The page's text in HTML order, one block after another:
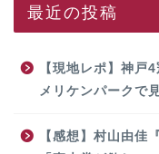
最近の投稿
【現地レポ】神戸
メリケンパークで
【感想】村山由